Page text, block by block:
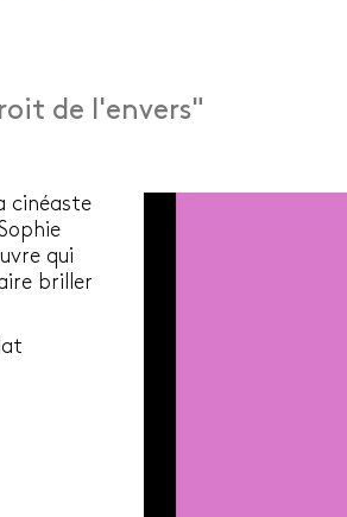
de l'envers"
cinéaste
qui
briller